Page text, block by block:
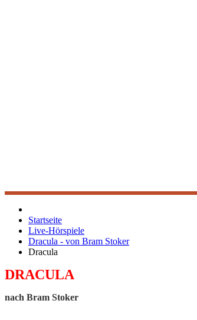
Startseite
Live-Hörspiele
Dracula - von Bram Stoker
Dracula
DRACULA
nach Bram Stoker